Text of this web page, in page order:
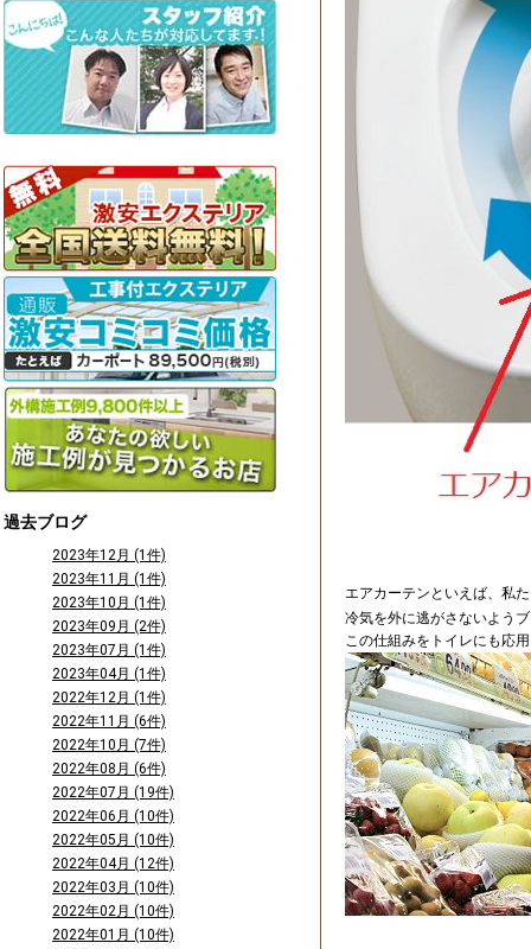
エアカーテンといえば、私
冷気を外に逃がさないよう
この仕組みをトイレにも応
過去ブログ
2023年12月 (1件)
2023年11月 (1件)
2023年10月 (1件)
2023年09月 (2件)
2023年07月 (1件)
2023年04月 (1件)
2022年12月 (1件)
2022年11月 (6件)
2022年10月 (7件)
2022年08月 (6件)
2022年07月 (19件)
2022年06月 (10件)
2022年05月 (10件)
2022年04月 (12件)
2022年03月 (10件)
2022年02月 (10件)
2022年01月 (10件)